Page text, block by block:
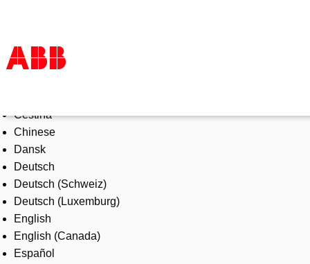
Products & Solutions
Industries
Services
About us
Where to buy
Contact us
Careers
Čeština
Chinese
Dansk
Deutsch
Deutsch (Schweiz)
Deutsch (Luxemburg)
English
English (Canada)
Español